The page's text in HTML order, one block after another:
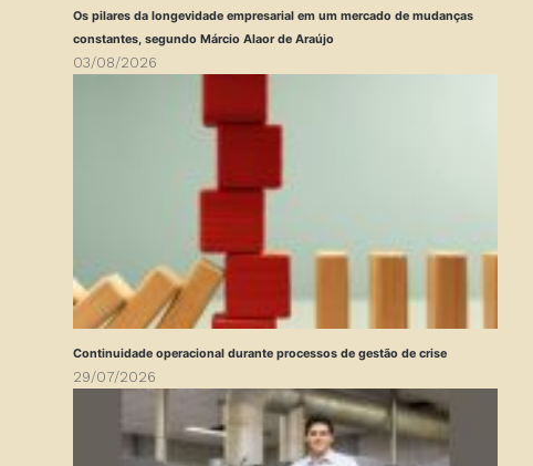
Os pilares da longevidade empresarial em um mercado de mudanças
constantes, segundo Márcio Alaor de Araújo
03/08/2026
Continuidade operacional durante processos de gestão de crise
29/07/2026